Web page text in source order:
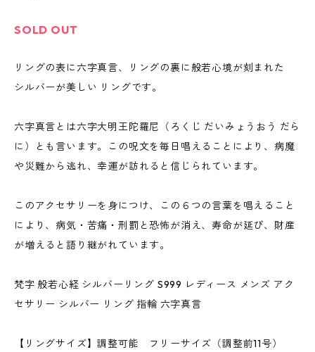
SOLD OUT
リングの表に六字真言、リングの裏に般若心境が刻まれた
シルバーが美しい リングです。
六字真言とは六字大明王陀羅尼（ろくじ だいみょうおう だら
に）とも言います。この呪文を毎日唱えることにより、病魔
や災難から逃れ、幸運が訪れると信じられています。
このアクセサリーを身につけ、この６つの言葉を唱えること
により、病気・苦痛・刑罰と恐怖が消え、寿命が延び、財産
が増えると語り継がれています。
梵字 般若心経 シルバーリング S999 レディース メンズ アク
セサリー シルバー リング 指輪 六字真言
【リングサイズ】調整可能 フリーサイズ（調整前11号）